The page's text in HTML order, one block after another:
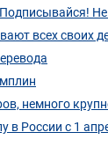
всех своих
немного
в России с 1